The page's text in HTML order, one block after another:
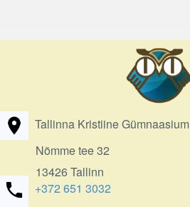
Tallinna Kristiine Gümnaasium
Nõmme tee 32
13426 Tallinn
+372 651 3032